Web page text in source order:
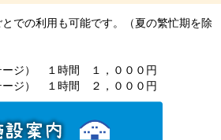
での利用も可能です。（夏の繁忙期を除
ージ） １時間 １，０００円
ージ） １時間 ２，０００円